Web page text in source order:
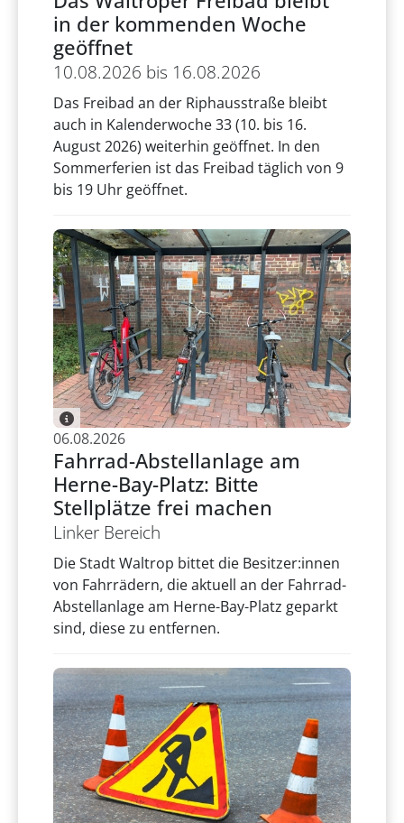
in der kommenden Woche
geöffnet
10.08.2026 bis 16.08.2026
Das Freibad an der Riphausstraße bleibt
auch in Kalenderwoche 33 (10. bis 16.
August 2026) weiterhin geöffnet. In den
Sommerferien ist das Freibad täglich von 9
bis 19 Uhr geöffnet.
06.08.2026
Fahrrad-Abstellanlage am
Herne-Bay-Platz: Bitte
Stellplätze frei machen
Linker Bereich
Die Stadt Waltrop bittet die Besitzer:innen
von Fahrrädern, die aktuell an der Fahrrad-
Abstellanlage am Herne-Bay-Platz geparkt
sind, diese zu entfernen.